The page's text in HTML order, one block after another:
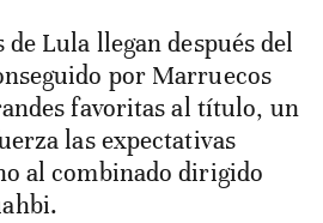
Lula llegan después del
por Marruecos
favoritas al título, un
las expectativas
al combinado dirigido